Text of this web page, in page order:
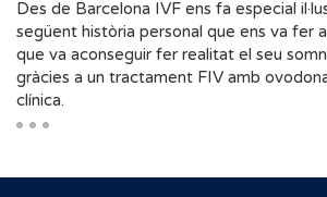
Des de Barcelona IVF ens fa especial
següent història personal que ens va fer
que va aconseguir fer realitat el seu
gràcies a un tractament FIV amb
clínica.